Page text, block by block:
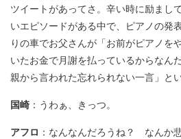
ツイートがあってさ。辛い時に励まし
いエピソードがある中で、ピアノの発
りの車でお父さんが「お前がピアノを
いたお金で月謝を払っているからなん
親から言われた忘れられない一言」と
国崎 ：うわぁ、きっつ。
アフロ ：なんなんだろうね？ なんか悲